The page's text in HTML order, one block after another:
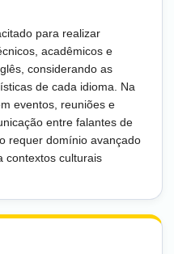
para realizar
acadêmicos e
considerando as
de cada idioma. Na
eventos, reuniões e
entre falantes de
requer domínio avançado
contextos culturais